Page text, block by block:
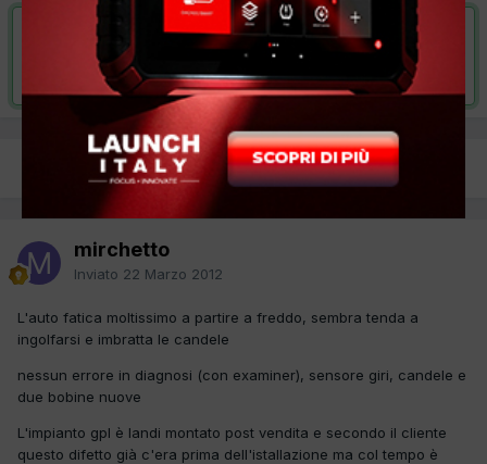
VAI ALLA SOLUZIONE
Risolta da mirchetto,8 Maggio 2012
AVANTI
Pagina 1 di 2
mirchetto
Inviato 22 Marzo 2012
L'auto fatica moltissimo a partire a freddo, sembra tenda a
ingolfarsi e imbratta le candele
nessun errore in diagnosi (con examiner), sensore giri, candele e
due bobine nuove
L'impianto gpl è landi montato post vendita e secondo il cliente
questo difetto già c'era prima dell'istallazione ma col tempo è